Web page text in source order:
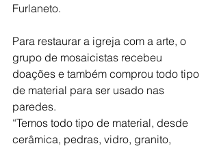
Furlaneto.
Para restaurar a igreja com a arte, o
grupo de mosaicistas recebeu
doações e também comprou todo tipo
de material para ser usado nas
paredes.
“Temos todo tipo de material, desde
cerâmica, pedras, vidro, granito,